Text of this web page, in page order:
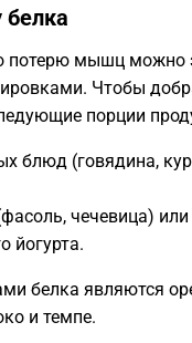
белка
потерю мышц
Чтобы
порции
блюд (говядина,
чечевица)
йогурта.
белка являются
и темпе.